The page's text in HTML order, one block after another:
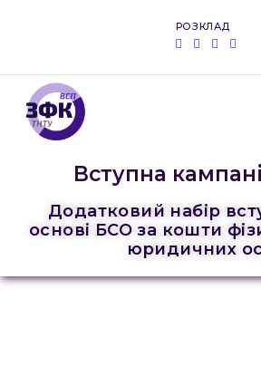
РОЗКЛАД
Вступна
Додатковий набір
основі БСО за кошти
юридичних